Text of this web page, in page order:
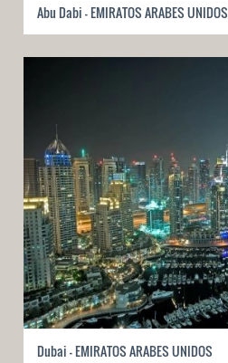
Abu Dabi - EMIRATOS ARABES UNIDOS
Dubai - EMIRATOS ARABES UNIDOS